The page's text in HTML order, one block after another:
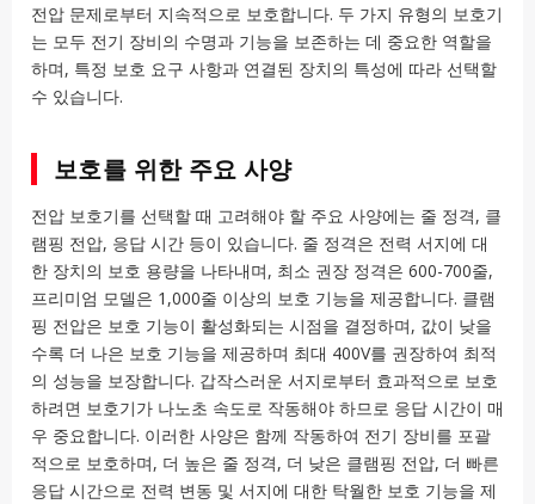
전압 문제로부터 지속적으로 보호합니다. 두 가지 유형의 보호기
는 모두 전기 장비의 수명과 기능을 보존하는 데 중요한 역할을
하며, 특정 보호 요구 사항과 연결된 장치의 특성에 따라 선택할
수 있습니다.
보호를 위한 주요 사양
전압 보호기를 선택할 때 고려해야 할 주요 사양에는 줄 정격, 클
램핑 전압, 응답 시간 등이 있습니다. 줄 정격은 전력 서지에 대
한 장치의 보호 용량을 나타내며, 최소 권장 정격은 600-700줄,
프리미엄 모델은 1,000줄 이상의 보호 기능을 제공합니다. 클램
핑 전압은 보호 기능이 활성화되는 시점을 결정하며, 값이 낮을
수록 더 나은 보호 기능을 제공하며 최대 400V를 권장하여 최적
의 성능을 보장합니다. 갑작스러운 서지로부터 효과적으로 보호
하려면 보호기가 나노초 속도로 작동해야 하므로 응답 시간이 매
우 중요합니다. 이러한 사양은 함께 작동하여 전기 장비를 포괄
적으로 보호하며, 더 높은 줄 정격, 더 낮은 클램핑 전압, 더 빠른
응답 시간으로 전력 변동 및 서지에 대한 탁월한 보호 기능을 제